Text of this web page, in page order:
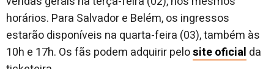
horários. Para Salvador e Belém, os ingressos
estarão disponíveis na quarta-feira (03), também às
10h e 17h. Os fãs podem adquirir pelosite oficial da